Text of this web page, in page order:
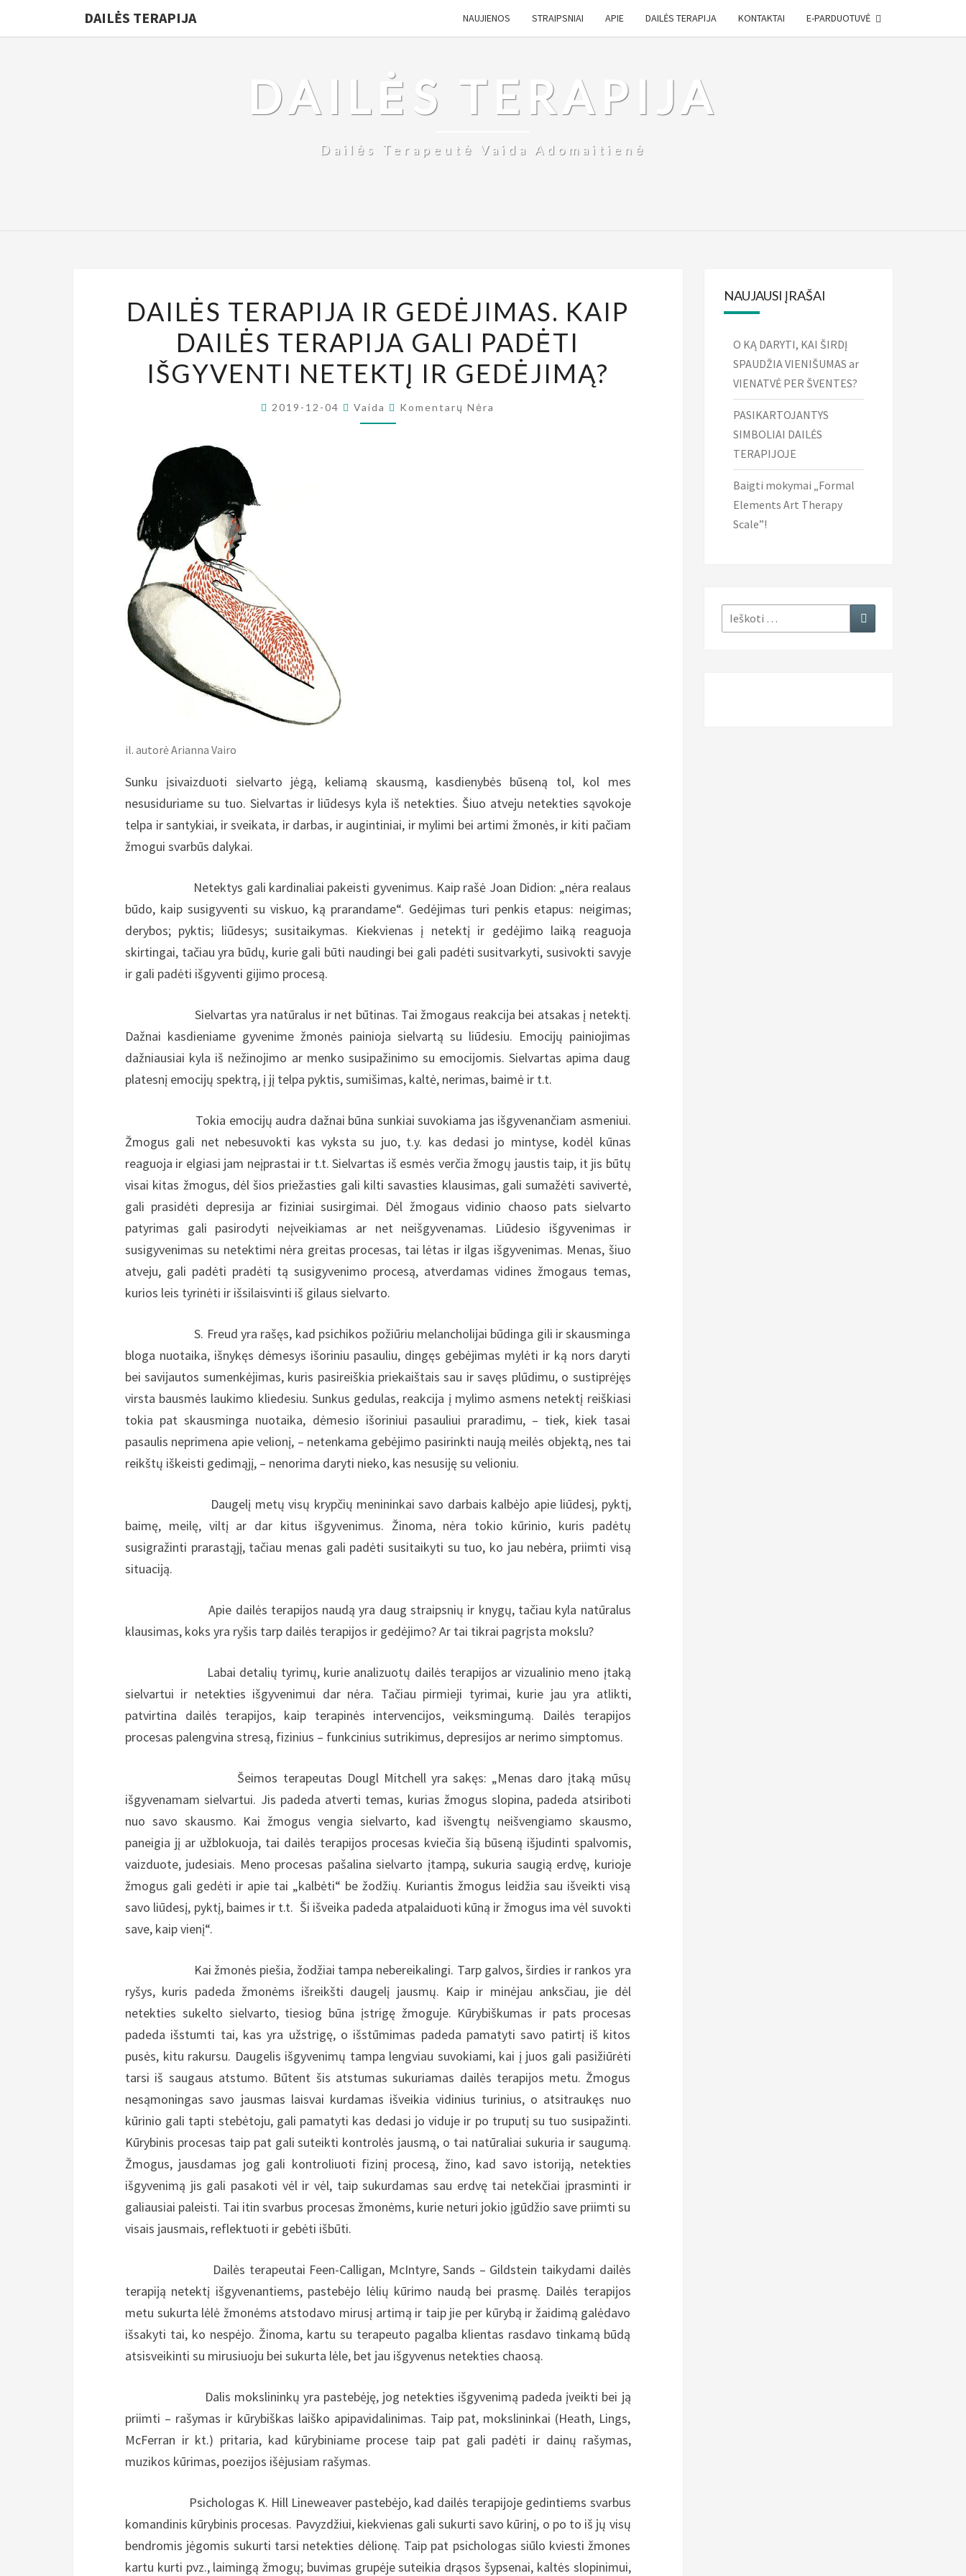
DAILĖS TERAPIJA NAUJIENOS STRAIPSNIAI APIE DAILĖS TERAPIJA KONTAKTAI E-PARDUOTUVĖ
DAILĖS TERAPIJA
Dailės Terapeutė Vaida Adomaitienė
TERAPIJA
IR
GEDĖJIMAS.
KAIP
TERAPIJA
DAILĖS TERAPIJA IR GEDĖJIMAS. KAIP
DAILĖS TERAPIJA GALI PADĖTI
IŠGYVENTI NETEKTĮ IR GEDĖJIMĄ?
2019-12-04 Vaida Komentarai
Komentarų Nėra
il. autorė Arianna Vairo
Sunku įsivaizduoti sielvarto jėgą, keliamą skausmą, kasdienybės būseną tol, kol mes
nesusiduriame su tuo. Sielvartas ir liūdesys kyla iš netekties. Šiuo atveju netekties sąvokoje
telpa ir santykiai, ir sveikata, ir darbas, ir augintiniai, ir mylimi bei artimi žmonės, ir kiti pačiam
žmogui svarbūs dalykai.
Netektys gali kardinaliai pakeisti gyvenimus. Kaip rašė Joan Didion: „nėra realaus
būdo, kaip susigyventi su viskuo, ką prarandame“. Gedėjimas turi penkis etapus: neigimas;
derybos; pyktis; liūdesys; susitaikymas. Kiekvienas į netektį ir gedėjimo laiką reaguoja
skirtingai, tačiau yra būdų, kurie gali būti naudingi bei gali padėti susitvarkyti, susivokti savyje
ir gali padėti išgyventi gijimo procesą.
Sielvartas yra natūralus ir net būtinas. Tai žmogaus reakcija bei atsakas į netektį.
Dažnai kasdieniame gyvenime žmonės painioja sielvartą su liūdesiu. Emocijų painiojimas
dažniausiai kyla iš nežinojimo ar menko susipažinimo su emocijomis. Sielvartas apima daug
platesnį emocijų spektrą, į jį telpa pyktis, sumišimas, kaltė, nerimas, baimė ir t.t.
Tokia emocijų audra dažnai būna sunkiai suvokiama jas išgyvenančiam asmeniui.
Žmogus gali net nebesuvokti kas vyksta su juo, t.y. kas dedasi jo mintyse, kodėl kūnas
reaguoja ir elgiasi jam neįprastai ir t.t. Sielvartas iš esmės verčia žmogų jaustis taip, it jis būtų
visai kitas žmogus, dėl šios priežasties gali kilti savasties klausimas, gali sumažėti savivertė,
gali prasidėti depresija ar fiziniai susirgimai. Dėl žmogaus vidinio chaoso pats sielvarto
patyrimas gali pasirodyti neįveikiamas ar net neišgyvenamas. Liūdesio išgyvenimas ir
susigyvenimas su netektimi nėra greitas procesas, tai lėtas ir ilgas išgyvenimas. Menas, šiuo
atveju, gali padėti pradėti tą susigyvenimo procesą, atverdamas vidines žmogaus temas,
kurios leis tyrinėti ir išsilaisvinti iš gilaus sielvarto.
S. Freud yra rašęs, kad psichikos požiūriu melancholijai būdinga gili ir skausminga
bloga nuotaika, išnykęs dėmesys išoriniu pasauliu, dingęs gebėjimas mylėti ir ką nors daryti
bei savijautos sumenkėjimas, kuris pasireiškia priekaištais sau ir savęs plūdimu, o sustiprėjęs
virsta bausmės laukimo kliedesiu. Sunkus gedulas, reakcija į mylimo asmens netektį reiškiasi
tokia pat skausminga nuotaika, dėmesio išoriniui pasauliui praradimu, – tiek, kiek tasai
pasaulis neprimena apie velionį, – netenkama gebėjimo pasirinkti naują meilės objektą, nes tai
reikštų iškeisti gedimąjį, – nenorima daryti nieko, kas nesusiję su velioniu.
Daugelį metų visų krypčių menininkai savo darbais kalbėjo apie liūdesį, pyktį,
baimę, meilę, viltį ar dar kitus išgyvenimus. Žinoma, nėra tokio kūrinio, kuris padėtų
susigražinti prarastąjį, tačiau menas gali padėti susitaikyti su tuo, ko jau nebėra, priimti visą
situaciją.
Apie dailės terapijos naudą yra daug straipsnių ir knygų, tačiau kyla natūralus
klausimas, koks yra ryšis tarp dailės terapijos ir gedėjimo? Ar tai tikrai pagrįsta mokslu?
Labai detalių tyrimų, kurie analizuotų dailės terapijos ar vizualinio meno įtaką
sielvartui ir netekties išgyvenimui dar nėra. Tačiau pirmieji tyrimai, kurie jau yra atlikti,
patvirtina dailės terapijos, kaip terapinės intervencijos, veiksmingumą. Dailės terapijos
procesas palengvina stresą, fizinius – funkcinius sutrikimus, depresijos ar nerimo simptomus.
Šeimos terapeutas Dougl Mitchell yra sakęs: „Menas daro įtaką mūsų
išgyvenamam sielvartui. Jis padeda atverti temas, kurias žmogus slopina, padeda atsiriboti
nuo savo skausmo. Kai žmogus vengia sielvarto, kad išvengtų neišvengiamo skausmo,
paneigia jį ar užblokuoja, tai dailės terapijos procesas kviečia šią būseną išjudinti spalvomis,
vaizduote, judesiais. Meno procesas pašalina sielvarto įtampą, sukuria saugią erdvę, kurioje
žmogus gali gedėti ir apie tai „kalbėti“ be žodžių. Kuriantis žmogus leidžia sau išveikti visą
savo liūdesį, pyktį, baimes ir t.t. Ši išveika padeda atpalaiduoti kūną ir žmogus ima vėl suvokti
save, kaip vienį“.
Kai žmonės piešia, žodžiai tampa nebereikalingi. Tarp galvos, širdies ir rankos yra
ryšys, kuris padeda žmonėms išreikšti daugelį jausmų. Kaip ir minėjau anksčiau, jie dėl
netekties sukelto sielvarto, tiesiog būna įstrigę žmoguje. Kūrybiškumas ir pats procesas
padeda išstumti tai, kas yra užstrigę, o išstūmimas padeda pamatyti savo patirtį iš kitos
pusės, kitu rakursu. Daugelis išgyvenimų tampa lengviau suvokiami, kai į juos gali pasižiūrėti
tarsi iš saugaus atstumo. Būtent šis atstumas sukuriamas dailės terapijos metu. Žmogus
nesąmoningas savo jausmas laisvai kurdamas išveikia vidinius turinius, o atsitraukęs nuo
kūrinio gali tapti stebėtoju, gali pamatyti kas dedasi jo viduje ir po truputį su tuo susipažinti.
Kūrybinis procesas taip pat gali suteikti kontrolės jausmą, o tai natūraliai sukuria ir saugumą.
Žmogus, jausdamas jog gali kontroliuoti fizinį procesą, žino, kad savo istoriją, netekties
išgyvenimą jis gali pasakoti vėl ir vėl, taip sukurdamas sau erdvę tai netekčiai įprasminti ir
galiausiai paleisti. Tai itin svarbus procesas žmonėms, kurie neturi jokio įgūdžio save priimti su
visais jausmais, reflektuoti ir gebėti išbūti.
Dailės terapeutai Feen-Calligan, McIntyre, Sands – Gildstein taikydami dailės
terapiją netektį išgyvenantiems, pastebėjo lėlių kūrimo naudą bei prasmę. Dailės terapijos
metu sukurta lėlė žmonėms atstodavo mirusį artimą ir taip jie per kūrybą ir žaidimą galėdavo
išsakyti tai, ko nespėjo. Žinoma, kartu su terapeuto pagalba klientas rasdavo tinkamą būdą
atsisveikinti su mirusiuoju bei sukurta lėle, bet jau išgyvenus netekties chaosą.
Dalis mokslininkų yra pastebėję, jog netekties išgyvenimą padeda įveikti bei ją
priimti – rašymas ir kūrybiškas laiško apipavidalinimas. Taip pat, mokslininkai (Heath, Lings,
McFerran ir kt.) pritaria, kad kūrybiniame procese taip pat gali padėti ir dainų rašymas,
muzikos kūrimas, poezijos išėjusiam rašymas.
Psichologas K. Hill Lineweaver pastebėjo, kad dailės terapijoje gedintiems svarbus
komandinis kūrybinis procesas. Pavyzdžiui, kiekvienas gali sukurti savo kūrinį, o po to iš jų visų
bendromis jėgomis sukurti tarsi netekties dėlionę. Taip pat psichologas siūlo kviesti žmones
kartu kurti pvz., laimingą žmogų; buvimas grupėje suteikia drąsos šypsenai, kaltės slopinimui,
NAUJAUSI ĮRAŠAI
O KĄ DARYTI, KAI ŠIRDĮ
SPAUDŽIA VIENIŠUMAS ar
VIENATVĖ PER ŠVENTES?
PASIKARTOJANTYS
SIMBOLIAI DAILĖS
TERAPIJOJE
Baigti mokymai „Formal
Elements Art Therapy
Scale”!
Ieškoti: Ieškoti